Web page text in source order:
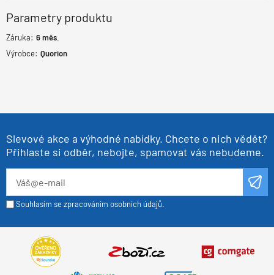
Parametry produktu
Záruka: 6měs.
Výrobce: Quorion
Slevové akce a výhodné nabídky. Chcete o nich vědět?
Přihlaste si odběr, nebojte, spamovat vás nebudeme.
Souhlasím se zpracováním osobních údajů.